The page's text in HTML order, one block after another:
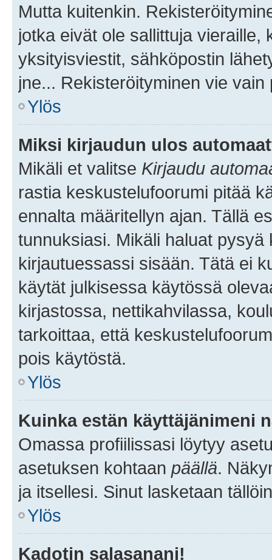
Mutta kuitenkin.
jotka eivät ole sallittuja vieraille,
yksityisviestit, sähköpostin
jne... Rekisteröityminen vie
Ylös
Miksi kirjaudun ulos
Mikäli et valitse Kirjaudu
rastia keskustelufoorumi pitää
ennalta määritellyn ajan. Tällä
tunnuksiasi. Mikäli haluat
kirjautuessassi sisään. Tätä ei
käytät julkisessa käytössä
kirjastossa, nettikahvilassa,
tarkoittaa, että
pois käytöstä.
Ylös
Kuinka estän käyttäjänimeni
Omassa profiilissasi löytyy
asetuksen kohtaan päällä.
ja itsellesi. Sinut lasketaan
Ylös
Kadotin salasanani!